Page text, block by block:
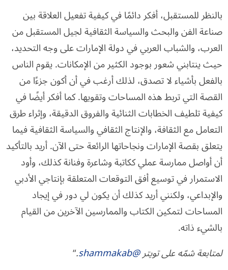
بالنظر للمستقبل، أفكر دائمًا في كيفية تفعيل العلاقة بين
صناعة الفن والبحث والسياسة الثقافية لجيل المستقبل من
العرب، والشباب العربي في دولة الإمارات على وجه التحديد،
حيث ينتابني شعور بوجود الكثير من الإمكانات. يقوم الناس
بالفعل بأشياء لا تصدق، لذلك أرغب في أن أكون جزءًا من
القصة التي تربط هذه المساحات وتقويها. كما أفكر أيضًا في
كيفية تلطيف الخطابات الثنائية والفروق الدقيقة، وإثراء طرق
التعامل مع الثقافة، والإنتاج الثقافي والسياسة الثقافية فيما
يتعلق بقصة الإمارات ونجاحاتها الرائعة حتى الآن. أريد بالتأكيد
أن أواصل ممارسة عملي ككاتبة وشاعرة وفنانة كذلك، وأود
الاستمرار في توسيع أفق التوقعات المتعلقة بإنتاجي الأدبي
والإبداعي، ولكنني أريد كذلك أن يكون لي دور في إيجاد
المساحات لتمكين الكتاب والممارسين الآخرين من القيام
بالشيء ذاته.
لمتابعة شمّه على تويتر@shammakab
.
“